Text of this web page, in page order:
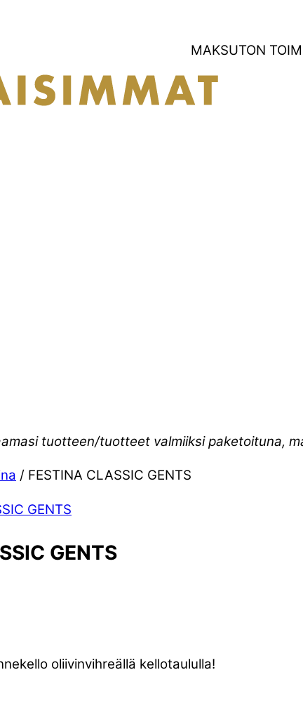
MAKSUTON
tuotteen/tuotteet valmiiksi paketoituna,
/ FESTINA CLASSIC GENTS
GENTS
oliivinvihreällä kellotaululla!